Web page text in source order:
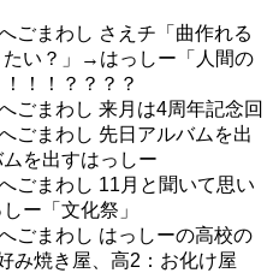
ごまわし さえチ「曲作れる
たい？」→はっしー「人間の
！！？？？？
ごまわし 来月は4周年記念回
ごまわし 先日アルバムを出
を出すはっしー
ごまわし 11月と聞いて思い
ー「文化祭」
ごまわし はっしーの高校の
み焼き屋、高2：お化け屋